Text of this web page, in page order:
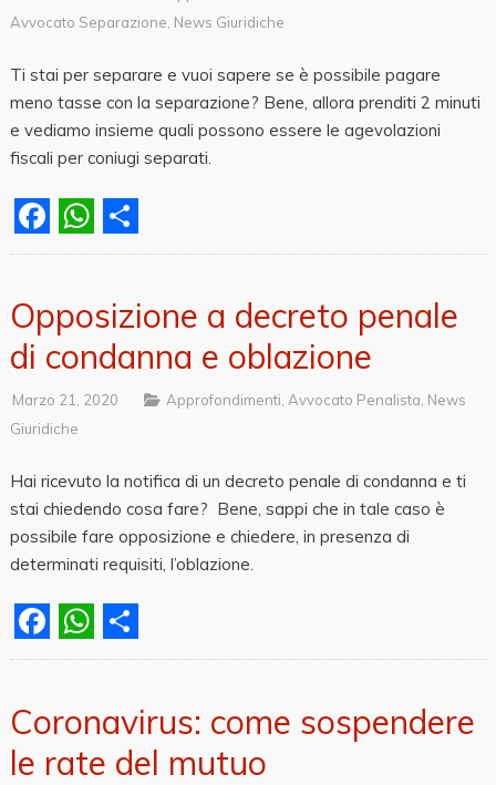
Avvocato Separazione News Giuridiche
Ti stai per separare e vuoi sapere se è possibile pagare
meno tasse con la separazione? Bene, allora prenditi 2 minuti
e vediamo insieme quali possono essere le agevolazioni
fiscali per coniugi separati.
Facebook
WhatsApp
Share
Opposizione a decreto penale
di condanna e oblazione
Marzo 21, 2020 Approfondimenti Avvocato Penalista News
Giuridiche
Hai ricevuto la notifica di un decreto penale di condanna e ti
stai chiedendo cosa fare? Bene, sappi che in tale caso è
possibile fare opposizione e chiedere, in presenza di
determinati requisiti, l’oblazione.
Facebook
WhatsApp
Share
Coronavirus: come sospendere
le rate del mutuo